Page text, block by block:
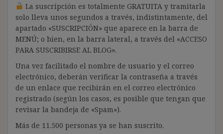
La suscripción es totalmente GRATUITA y tramitarla
solo lleva unos segundos a través, indistintamente, del
apartado «SUSCRIPCIÓN» que aparece en la barra de
MENÚ; o bien, en la barra lateral, a través del «ACCESO
PARA SUSCRIBIRSE AL BLOG».
Una vez facilitado el nombre de usuario y el correo
electrónico, deberán verificar la contraseña a través
de un enlace que recibirán en el correo electrónico
registrado (según los casos, es posible que tengan que
revisar la bandeja de «Spam»).
Más de 11.500 personas ya se han suscrito.